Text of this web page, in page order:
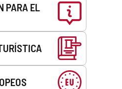
PARA EL